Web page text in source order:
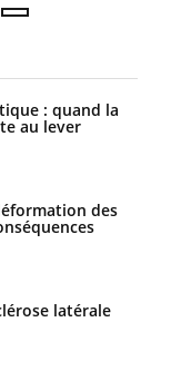
: quand la
au lever
des
latérale